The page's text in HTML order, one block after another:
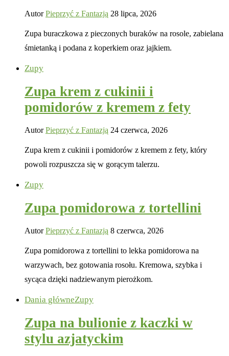
AutorPieprzyć z Fantazją 28 lipca, 2026
Zupa buraczkowa z pieczonych buraków na rosole, zabielana
śmietanką i podana z koperkiem oraz jajkiem.
Zupy
Zupa krem z cukinii i
pomidorów z kremem z fety
AutorPieprzyć z Fantazją 24 czerwca, 2026
Zupa krem z cukinii i pomidorów z kremem z fety, który
powoli rozpuszcza się w gorącym talerzu.
Zupy
Zupa pomidorowa z tortellini
AutorPieprzyć z Fantazją 8 czerwca, 2026
Zupa pomidorowa z tortellini to lekka pomidorowa na
warzywach, bez gotowania rosołu. Kremowa, szybka i
sycąca dzięki nadziewanym pierożkom.
Dania główneZupy
Zupa na bulionie z kaczki w
stylu azjatyckim